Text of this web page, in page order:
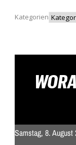
Kategorien